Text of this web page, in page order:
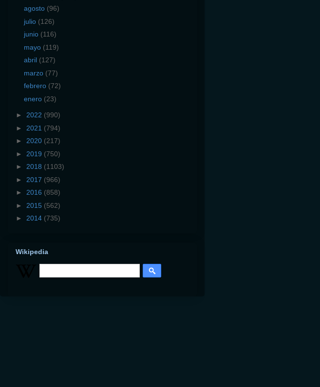
agosto (96)
julio (126)
junio (116)
mayo (119)
abril (127)
marzo (77)
febrero (72)
enero (23)
► 2022 (990)
► 2021 (794)
► 2020 (217)
► 2019 (750)
► 2018 (1103)
► 2017 (966)
► 2016 (858)
► 2015 (562)
► 2014 (735)
Wikipedia